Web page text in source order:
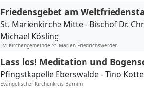
Friedensgebet am
St. Marienkirche Mitte
Bischof Dr.
Michael Kösling
Ev. Kirchengemeinde St. Marien-Friedrichswerder
Lass los! Meditation und
Pfingstkapelle Eberswalde Tino Kotte
Evangelischer Kirchenkreis Barnim